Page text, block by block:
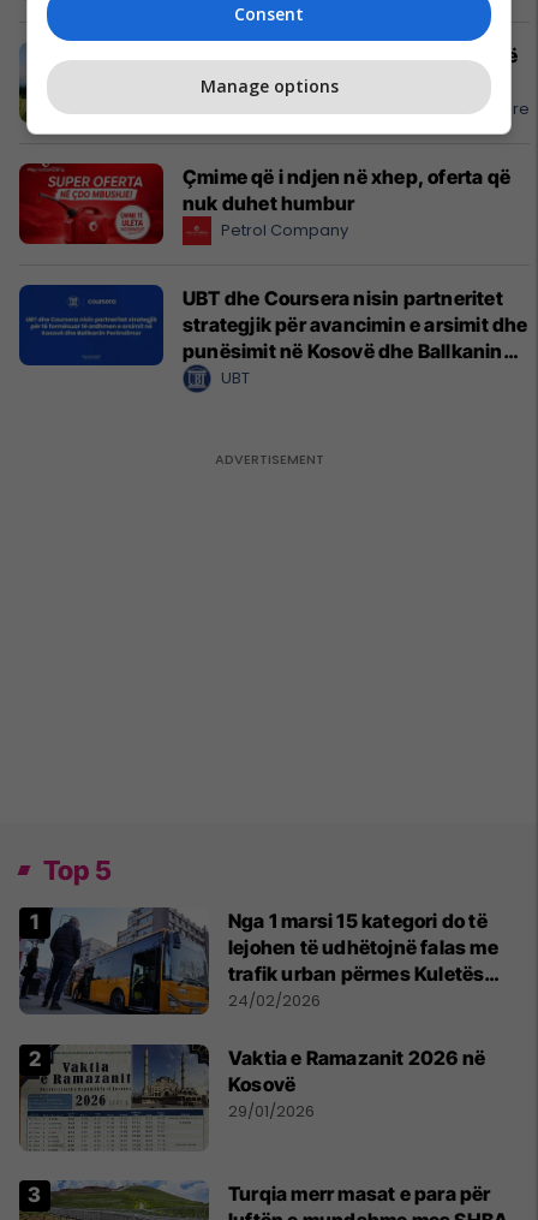
Përgaditja që ta bën çdo udhëtim më
të qetë
APR - Asistencë E Përgjithshme Rrugore
Çmime që i ndjen në xhep, oferta që
nuk duhet humbur
Petrol Company
UBT dhe Coursera nisin partneritet
strategjik për avancimin e arsimit dhe
punësimit në Kosovë dhe Ballkanin
Perëndimor
UBT
Top 5
Nga 1 marsi 15 kategori do të
lejohen të udhëtojnë falas me
trafik urban përmes Kuletës
Digjitale
24/02/2026
Vaktia e Ramazanit 2026 në
Kosovë
29/01/2026
Turqia merr masat e para për
Consent
Manage options